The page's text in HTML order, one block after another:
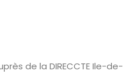
de la DIRECCTE Ile-de-